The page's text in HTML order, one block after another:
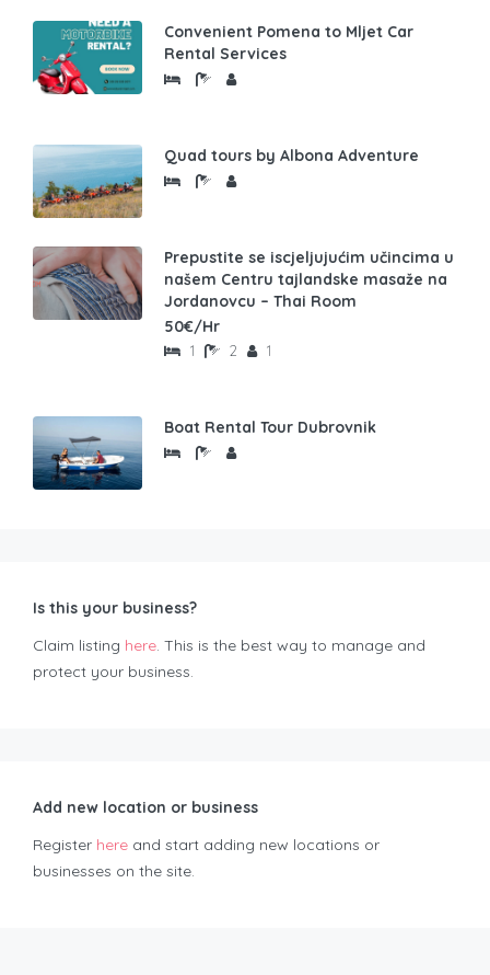
Convenient Pomena to Mljet Car
Rental Services
Quad tours by Albona Adventure
Prepustite se iscjeljujućim učincima u
našem Centru tajlandske masaže na
Jordanovcu – Thai Room
50€/Hr
1 2 1
Boat Rental Tour Dubrovnik
Is this your business?
Claim listing here. This is the best way to manage and
protect your business.
Add new location or business
Register here and start adding new locations or
businesses on the site.